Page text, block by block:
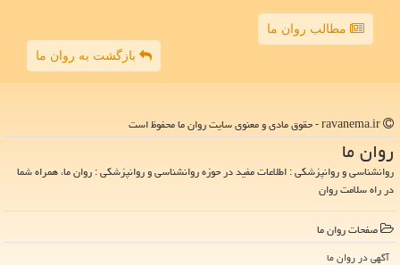
مطالب روان ما
بازگشت به روان ما
روان ما
روانشناسی و روانپزشکی : اطلاعات مفید در حوزه روانشناسی و روانپزشکی : روان ما، همراه شما
در راه سلامت روان
صفحات روان ما
آگهی در روان ما